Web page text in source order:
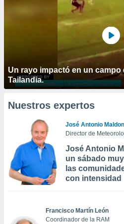
Un rayo impactó en un
Tailandia.
Nuestros expertos
José Antonio
Director de
José Antonio
un sábado
las
con intensidad
Francisco Martín León
Coordinador de la RAM